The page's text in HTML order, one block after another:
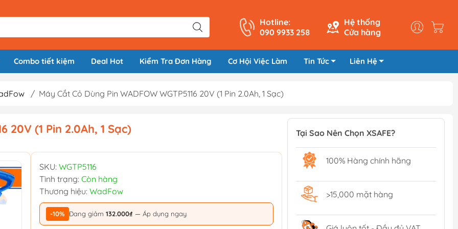
Hotline:
090 9933 258
Hệ thống
Cửa hàng
Combo tiết kiệm Deal Hot Kiểm Tra Đơn Hàng Cơ Hội Việc Làm Tin Tức Liên Hệ
/ Máy Cắt Cỏ Dùng Pin WADFOW WGTP5116 20V (1 Pin 2.0Ah, 1 Sạc)
20V (1 Pin 2.0Ah, 1 Sạc)
SKU: WGTP5116
Tình trạng: Còn hàng
Thương hiệu: WadFow
-10% Đang giảm 132.000₫ — Áp dụng ngay
Tại Sao Nên Chọn XSAFE?
100% Hàng chính hãng
>15,000 mặt hàng